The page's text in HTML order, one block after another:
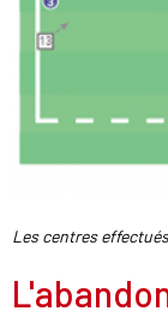
Les centres